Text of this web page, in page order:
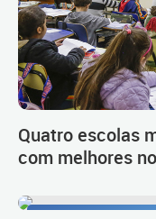
Quatro escolas
com melhores